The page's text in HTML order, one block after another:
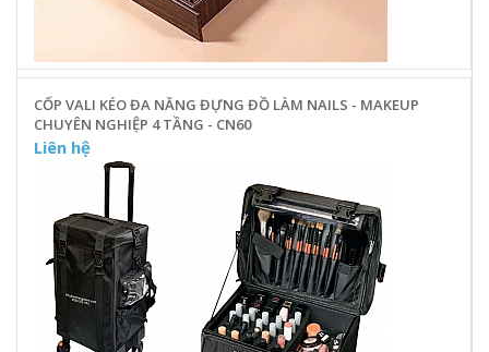
CỐP VALI KÉO ĐA NĂNG ĐỰNG ĐỒ LÀM NAILS - MAKEUP
CHUYÊN NGHIỆP 4 TẦNG - CN60
Liên hệ